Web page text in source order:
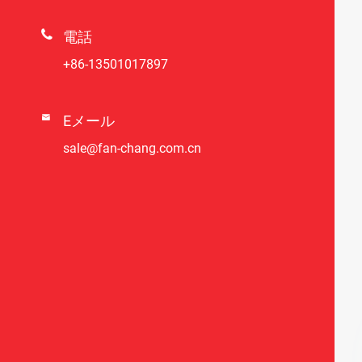
 電話
+86-13501017897
 Eメール
sale@fan-chang.com.cn